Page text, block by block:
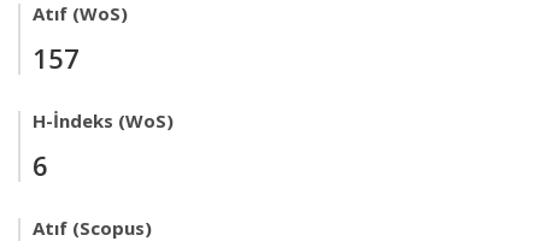
Atıf (WoS)
157
H-İndeks (WoS)
6
Atıf (Scopus)